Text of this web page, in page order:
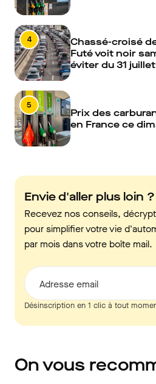
4
Chassé-croisé
Futé voit noir
éviter du 31
5
Prix des
en France ce
Envie d'aller plus loin ?
Recevez nos conseils,
pour simplifier votre vie
par mois dans votre boîte mail.
Adresse email
Désinscription en 1 clic à tout
On vous